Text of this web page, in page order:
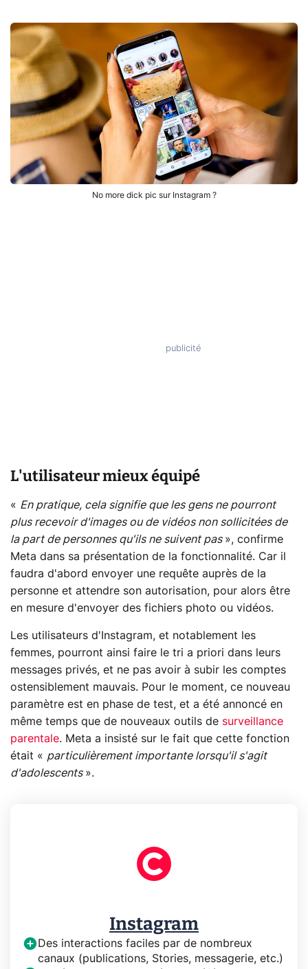
No more dick pic sur Instagram ?
L'utilisateur mieux équipé
« En pratique, cela signifie que les gens ne pourront
plus recevoir d'images ou de vidéos non sollicitées de
la part de personnes qu'ils ne suivent pas », confirme
Meta dans sa présentation de la fonctionnalité. Car il
faudra d'abord envoyer une requête auprès de la
personne et attendre son autorisation, pour alors être
en mesure d'envoyer des fichiers photo ou vidéos.
Les utilisateurs d'Instagram, et notablement les
femmes, pourront ainsi faire le tri a priori dans leurs
messages privés, et ne pas avoir à subir les comptes
ostensiblement mauvais. Pour le moment, ce nouveau
paramètre est en phase de test, et a été annoncé en
même temps que de nouveaux outils de surveillance
parentale. Meta a insisté sur le fait que cette fonction
était « particulièrement importante lorsqu'il s'agit
d'adolescents ».
Instagram
Des interactions faciles par de nombreux
canaux (publications, Stories, messagerie, etc.)